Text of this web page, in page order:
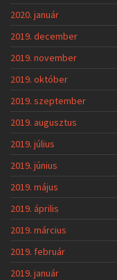
2020. január
2019. december
2019. november
2019. október
2019. szeptember
2019. augusztus
2019. július
2019. június
2019. május
2019. április
2019. március
2019. február
2019. január